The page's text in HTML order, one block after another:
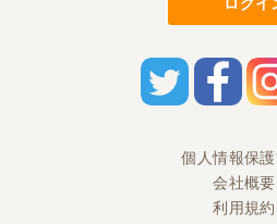
ありがとうございます
岐阜県／横倉林
ありがとうございます
個人情報保
会社概要
利用規約